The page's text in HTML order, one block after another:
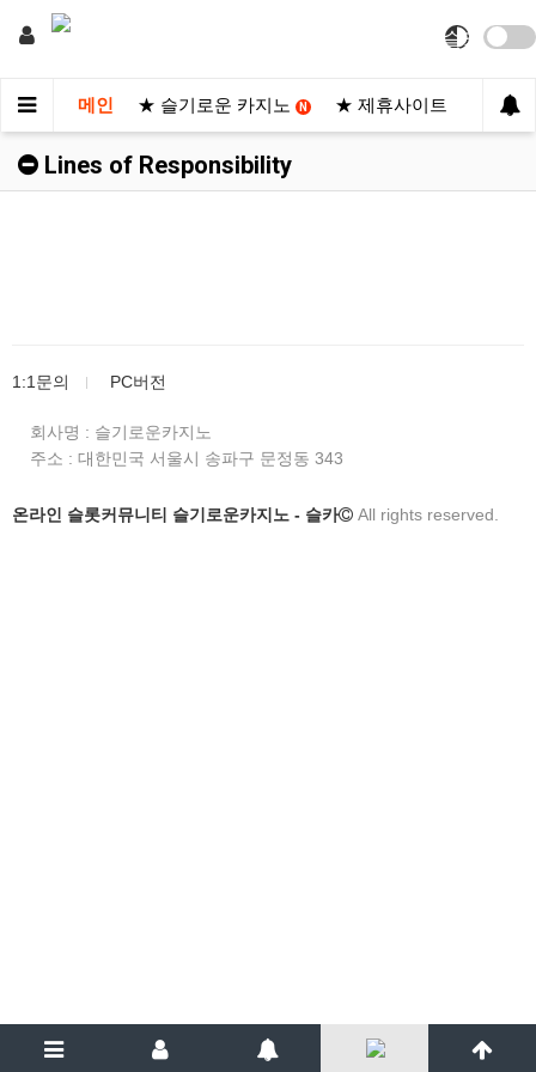
메인 ★ 슬기로운 카지노 N ★ 제휴사이트 ★ 후
Lines of Responsibility
1:1문의 PC버전
회사명 : 슬기로운카지노
주소 : 대한민국 서울시 송파구 문정동 343
온라인 슬롯커뮤니티 슬기로운카지노 - 슬카 All rights reserved.